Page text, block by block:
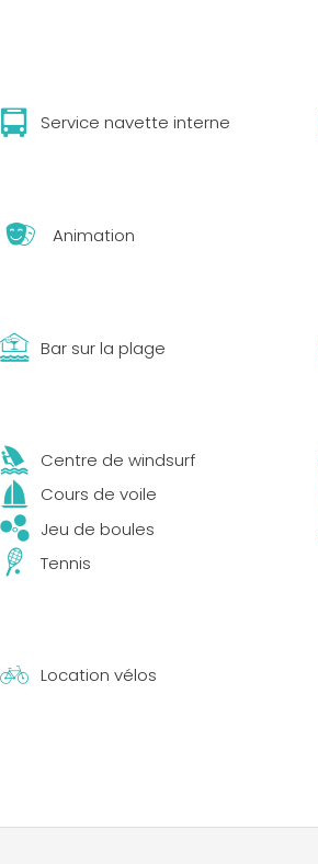
Service navette interne
Animation
Bar sur la plage
Centre de windsurf
Cours de voile
Jeu de boules
Tennis
Location vélos